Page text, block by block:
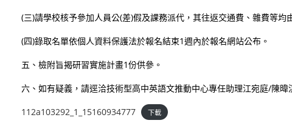
(三)請學校核予參加人員公(差)假及課務派代，其往返交通費、雜費等均
(四)錄取名單依個人資料保護法於報名結束1週內於報名網站公布。
五、檢附旨揭研習實施計畫1份供參。
六、如有疑義，請逕洽技術型高中英語文推動中心專任助理江宛庭/陳
112a103292_1_15160934777 下載